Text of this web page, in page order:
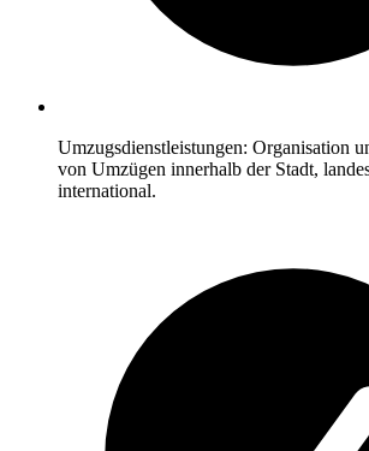
Umzugsdienstleistungen: Organisation
von Umzügen innerhalb der Stadt,
international.